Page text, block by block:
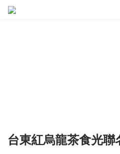
台東紅烏龍茶食光聯